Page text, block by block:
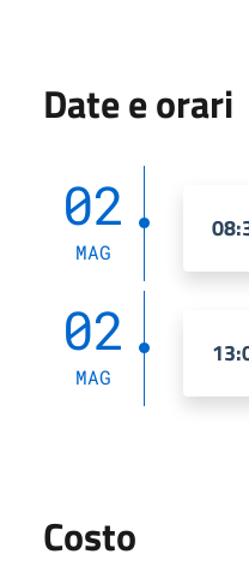
Date e orari
02
MAG
02
MAG
Costo